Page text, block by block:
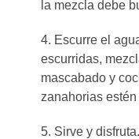
la mezcla debe
4. Escurre el
escurridas,
mascabado y
zanahorias
5. Sirve y disfruta.